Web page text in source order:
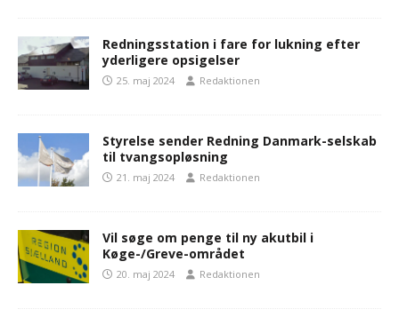
Redningsstation i fare for lukning efter
yderligere opsigelser
25. maj 2024 Redaktionen
Styrelse sender Redning Danmark-selskab
til tvangsopløsning
21. maj 2024 Redaktionen
Vil søge om penge til ny akutbil i
Køge-/Greve-området
20. maj 2024 Redaktionen